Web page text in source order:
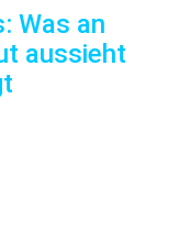
Was an
aussieht